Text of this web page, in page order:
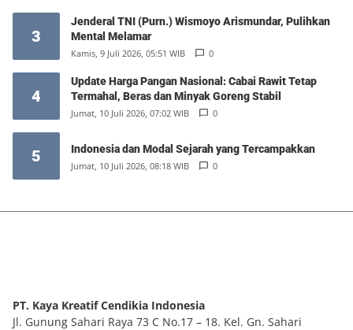
3
Jenderal TNI (Purn.) Wismoyo Arismundar, Pulihkan
Mental Melamar
Kamis, 9 Juli 2026, 05:51 WIB 0
4
Update Harga Pangan Nasional: Cabai Rawit Tetap
Termahal, Beras dan Minyak Goreng Stabil
Jumat, 10 Juli 2026, 07:02 WIB 0
5 Indonesia dan Modal Sejarah yang Tercampakkan
Jumat, 10 Juli 2026, 08:18 WIB 0
PT. Kaya Kreatif Cendikia Indonesia
Jl. Gunung Sahari Raya 73 C No.17 – 18. Kel. Gn. Sahari